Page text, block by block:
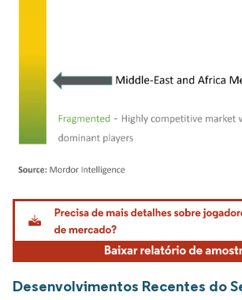
Imagem © Mordor Intelligence. O reuso requer
Desenvolvimentos Recentes do